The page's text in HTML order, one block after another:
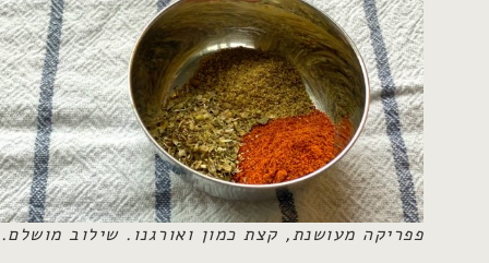
פפריקה מעושנת, קצת כמון ואורגנו. שילוב מושלם.